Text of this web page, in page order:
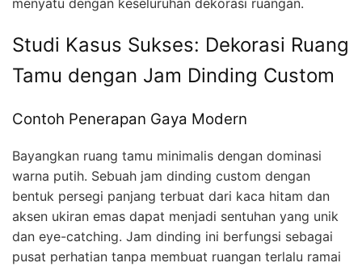
menyatu dengan keseluruhan dekorasi ruangan.
Studi Kasus Sukses: Dekorasi Ruang
Tamu dengan Jam Dinding Custom
Contoh Penerapan Gaya Modern
Bayangkan ruang tamu minimalis dengan dominasi
warna putih. Sebuah jam dinding custom dengan
bentuk persegi panjang terbuat dari kaca hitam dan
aksen ukiran emas dapat menjadi sentuhan yang unik
dan eye-catching. Jam dinding ini berfungsi sebagai
pusat perhatian tanpa membuat ruangan terlalu ramai